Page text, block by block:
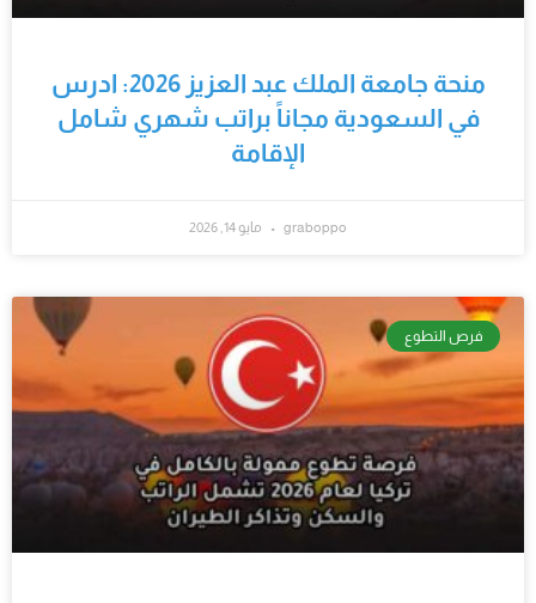
منحة جامعة الملك عبد العزيز 2026: ادرس
في السعودية مجاناً براتب شهري شامل
الإقامة
graboppo مايو 14, 2026
فرص التطوع